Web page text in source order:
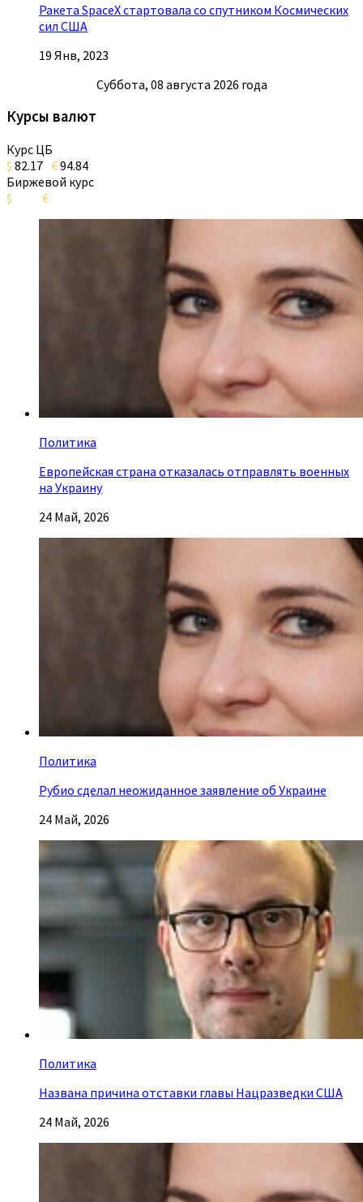
Ракета SpaceX стартовала со спутником Космических
сил США
19 Янв, 2023
Суббота, 08 августа 2026 года
Курсы валют
Курс ЦБ
$ 82.17 €94.84
Биржевой курс
$
€
Политика
Европейская страна отказалась отправлять военных
на Украину
24 Май, 2026
Политика
Рубио сделал неожиданное заявление об Украине
24 Май, 2026
Политика
Названа причина отставки главы Нацразведки США
24 Май, 2026